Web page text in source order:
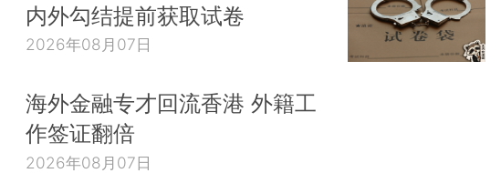
内外勾结提前获取试卷
2026年08月07日
海外金融专才回流香港 外籍工
作签证翻倍
2026年08月07日